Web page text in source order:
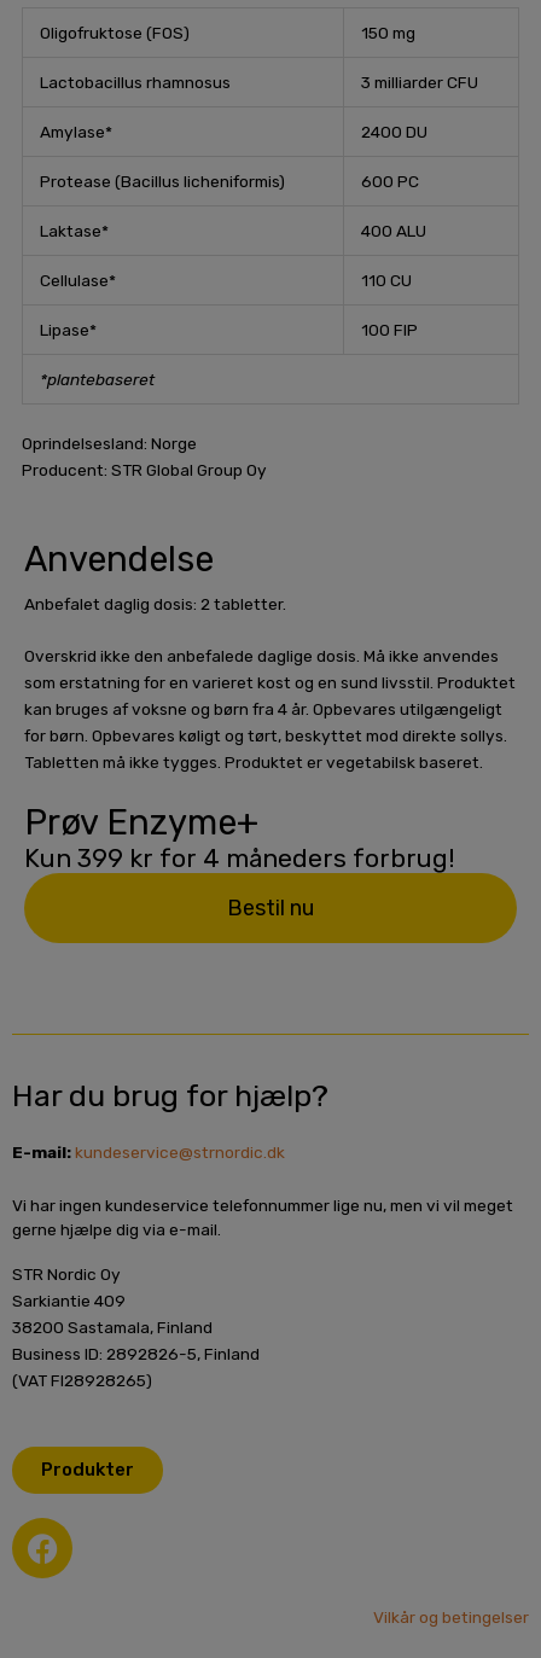
Oligofruktose (FOS) 150 mg
Lactobacillus rhamnosus 3 milliarder CFU
Amylase* 2400 DU
Protease (Bacillus licheniformis) 600 PC
Laktase* 400 ALU
Cellulase* 110 CU
Lipase* 100 FIP
*plantebaseret
Oprindelsesland: Norge
Producent: STR Global Group Oy
Anvendelse
Anbefalet daglig dosis: 2 tabletter.
Overskrid ikke den anbefalede daglige dosis. Må ikke anvendes
som erstatning for en varieret kost og en sund livsstil. Produktet
kan bruges af voksne og børn fra 4 år. Opbevares utilgængeligt
for børn. Opbevares køligt og tørt, beskyttet mod direkte sollys.
Tabletten må ikke tygges. Produktet er vegetabilsk baseret.
Prøv Enzyme+
Kun 399 kr for 4 måneders forbrug!
Bestil nu
Har du brug for hjælp?
E-mail:kundeservice@strnordic.dk
Vi har ingen kundeservice telefonnummer lige nu, men vi vil meget
gerne hjælpe dig via e-mail.
STR Nordic Oy
Sarkiantie 409
38200 Sastamala, Finland
Business ID: 2892826-5, Finland
(VAT FI28928265)
Produkter
F
a
Vilkår og betingelser